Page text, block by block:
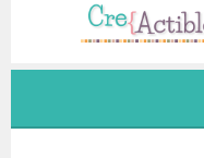
contenido.